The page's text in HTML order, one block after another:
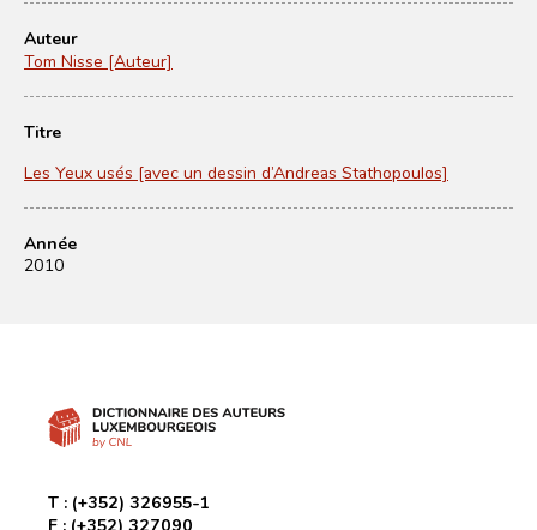
Auteur
Tom Nisse [Auteur]
Titre
Les Yeux usés [avec un dessin d’Andreas Stathopoulos]
Année
2010
T : (+352) 326955-1
F : (+352) 327090